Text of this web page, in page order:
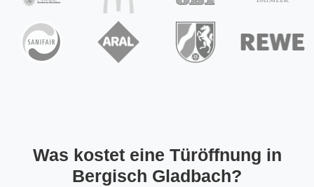
Was kostet eine Türöffnung in
Bergisch Gladbach?